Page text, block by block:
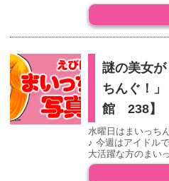
謎の美女
ちんぐ！
館 238】
水曜日はまいっち
♪ 今週はアイドル
大活躍な方のまい